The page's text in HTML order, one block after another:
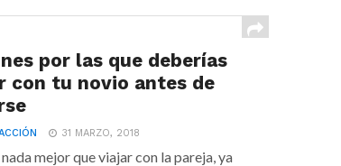
por las que deberías
con tu novio antes de
31 MARZO, 2018
mejor que viajar con la pareja, ya